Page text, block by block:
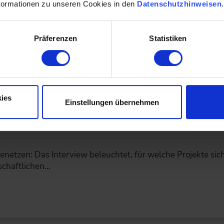
zu unseren Cookies in den Datenschutzhinweisen.
Präferenzen Statistiken
Einstellungen übernehmen
Fahrt auf – doch Erzeugung und Verbrauch liegen oft
& PVT
Das Interview beleuchtet, für welche Projekte